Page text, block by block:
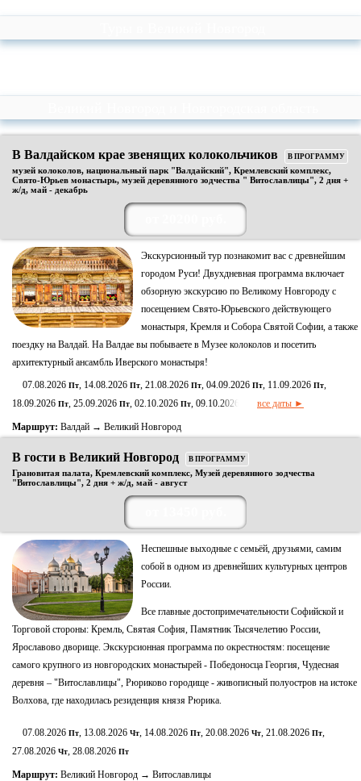
В Валдайском крае звенящих колокольчиков В ПРОГРАММУ
музей колоколов, национальный парк "Валдайский", Кремлевский комплекс,
Свято-Юрьев монастырь, музей деревянного зодчества " Витославлицы", 2 дня +
ж/д, май - декабрь
Экскурсионный тур познакомит вас с древнейшим
городом Руси! Двухдневная программа включает
обзорную экскурсию по Великому Новгороду с
посещением Свято-Юрьевского действующего
монастыря, Кремля и Собора Святой Софии, а также
поездку на Валдай. На Валдае вы побываете в Музее колоколов и посетить
архитектурный ансамбль Иверского монастыря!
07.08.2026 Пт, 14.08.2026 Пт, 21.08.2026 Пт, 04.09.2026 Пт, 11.09.2026 Пт,
18.09.2026 Пт, 25.09.2026 Пт, 02.10.2026 Пт, 09.10.2026 все даты ►
Маршрут: Валдай → Великий Новгород
В гости в Великий Новгород В ПРОГРАММУ
Грановитая палата, Кремлевский комплекс, Музей деревянного зодчества
"Витославлицы", 2 дня + ж/д, май - август
Неспешные выходные с семьёй, друзьями, самим
собой в одном из древнейших культурных центров
России.
Все главные достопримечательности Софийской и
Торговой стороны: Кремль, Святая София, Памятник Тысячелетию России,
Ярославово дворище. Экскурсионная программа по окрестностям: посещение
самого крупного из новгородских монастырей - Победоносца Георгия, Чудесная
деревня – "Витославлицы", Рюриково городище - живописный полуостров на истоке
Волхова, где находилась резиденция князя Рюрика.
07.08.2026 Пт, 13.08.2026 Чт, 14.08.2026 Пт, 20.08.2026 Чт, 21.08.2026 Пт,
27.08.2026 Чт, 28.08.2026 Пт
Маршрут: Великий Новгород → Витославлицы